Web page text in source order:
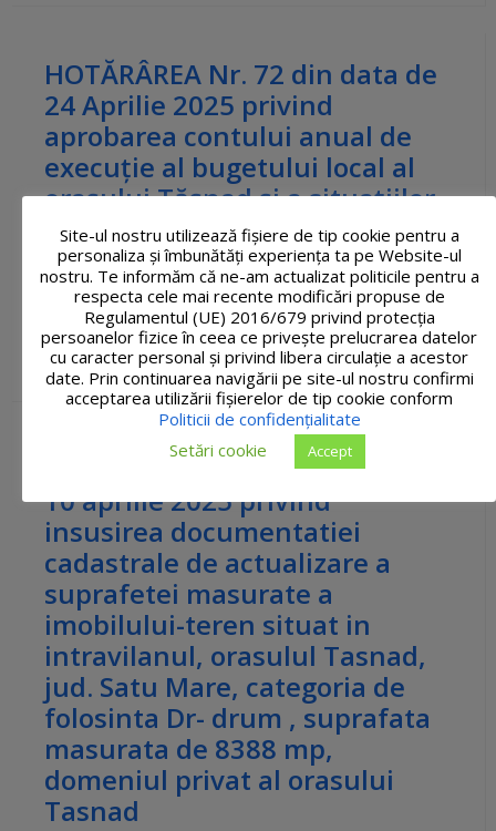
HOTĂRÂREA Nr. 72 din data de
24 Aprilie 2025 privind
aprobarea contului anual de
execuție al bugetului local al
orașului Tășnad și a situațiilor
financiare anuale pe anul 2024
HCL-nr.-72-aprobare-cont-de-executie-2024.pdf
117 kB
29 aprilie, 2025inHotărâri ale Consiliului Local 2025
HOTĂRÂREA Nr. 71 din data de
10 aprilie 2025 privind
insusirea documentatiei
cadastrale de actualizare a
suprafetei masurate a
imobilului-teren situat in
intravilanul, orasulul Tasnad,
jud. Satu Mare, categoria de
folosinta Dr- drum , suprafata
masurata de 8388 mp,
domeniul privat al orasului
Tasnad
Site-ul nostru utilizează fişiere de tip cookie pentru a
personaliza și îmbunătăți experiența ta pe Website-ul
nostru. Te informăm că ne-am actualizat politicile pentru a
respecta cele mai recente modificări propuse de
Regulamentul (UE) 2016/679 privind protecția
persoanelor fizice în ceea ce privește prelucrarea datelor
cu caracter personal și privind libera circulație a acestor
date. Prin continuarea navigării pe site-ul nostru confirmi
acceptarea utilizării fişierelor de tip cookie conform
Politicii de confidențialitate
Setări cookie
Accept